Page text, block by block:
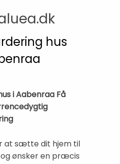
hus
i Aabenraa Få
at sætte dit hjem til
ønsker en præcis